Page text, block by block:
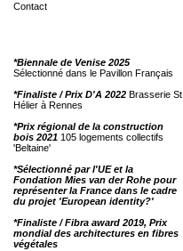
Contact
*Biennale de Venise 2025
Sélectionné dans le Pavillon Français
*Finaliste / Prix D'A 2022 Brasserie St
Hélier à Rennes
*Prix régional de la construction
bois 2021 105 logements collectifs
'Beltaine'
*Sélectionné par l'UE et la
Fondation Mies van der Rohe pour
représenter la France dans le cadre
du projet 'European identity?'
*Finaliste / Fibra award 2019, Prix
mondial des architectures en fibres
végétales